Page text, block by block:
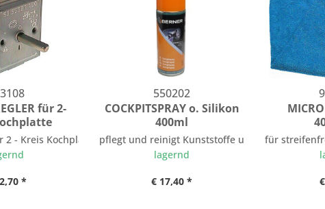
für 2-
2 - Kreis Kochplatte
*
550202
COCKPITSPRAY o. Silikon
400ml
pflegt und reinigt Kunststoffe und Gummi
lagernd
€ 17,40 *
für